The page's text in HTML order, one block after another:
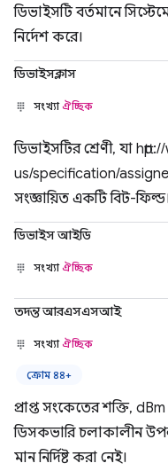
ডিভাইসটি বর্তমানে
নির্দেশ করে।
ডিভাইসক্লাস
সংখ্যাঐচ্ছিক
ডিভাইসটির শ্রেণী, যা
us/specification/
সংজ্ঞায়িত একটি বিট-
ডিভাইস আইডি
সংখ্যাঐচ্ছিক
তদন্ত আরএসএসআই
সংখ্যাঐচ্ছিক
ক্রোম ৪৪+
প্রাপ্ত সংকেতের শক্তি,
ডিসকভারি চলাকালীন
মান নির্দিষ্ট করা নেই।